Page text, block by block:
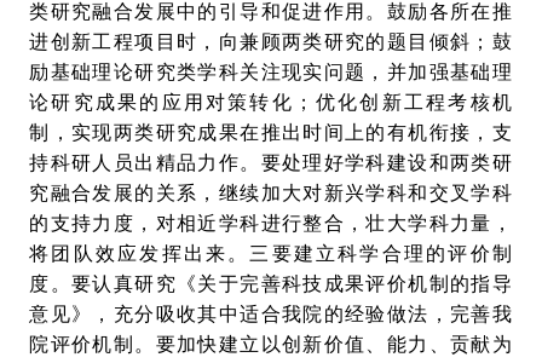
类研究融合发展中的引导和促进作用。鼓励各所在推
进创新工程项目时，向兼顾两类研究的题目倾斜；鼓
励基础理论研究类学科关注现实问题，并加强基础理
论研究成果的应用对策转化；优化创新工程考核机
制，实现两类研究成果在推出时间上的有机衔接，支
持科研人员出精品力作。要处理好学科建设和两类研
究融合发展的关系，继续加大对新兴学科和交叉学科
的支持力度，对相近学科进行整合，壮大学科力量，
将团队效应发挥出来。三要建立科学合理的评价制
度。要认真研究《关于完善科技成果评价机制的指导
意见》，充分吸收其中适合我院的经验做法，完善我
院评价机制。要加快建立以创新价值、能力、贡献为